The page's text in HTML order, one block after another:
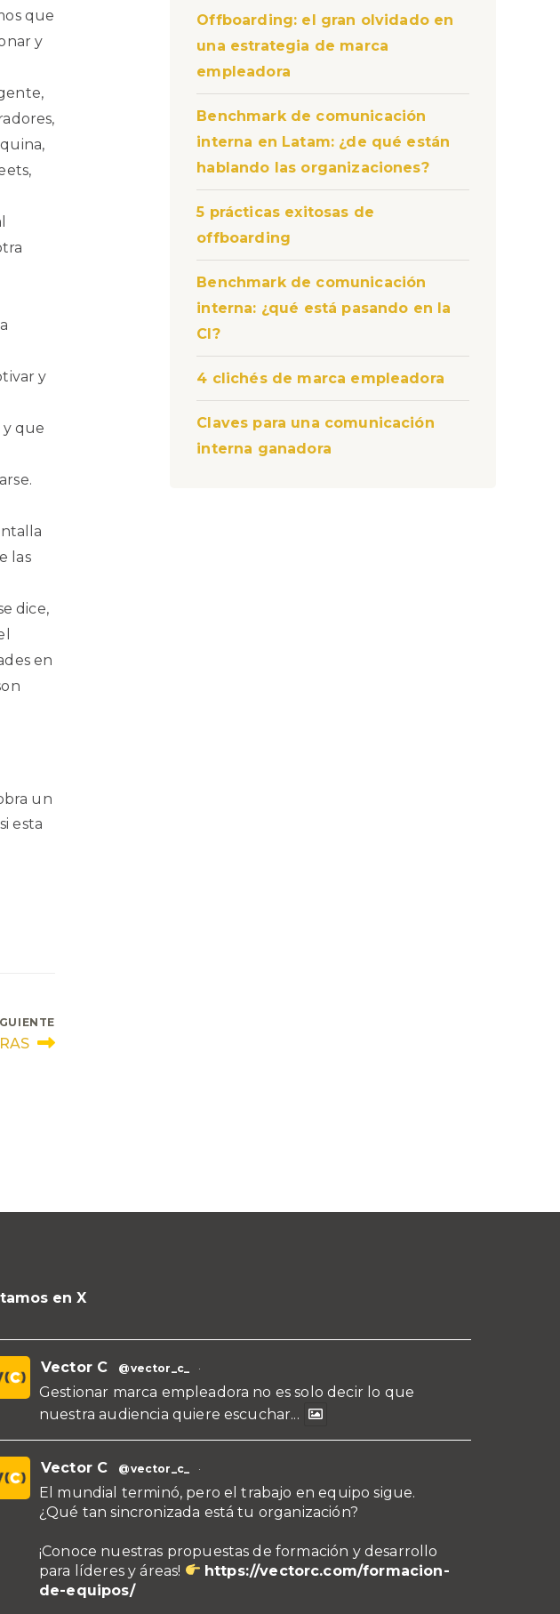
que
y
y
y que
las
dice,
en
un
esta
Offboarding: el gran olvidado en
una estrategia de marca
empleadora
Benchmark de comunicación
interna en Latam: ¿de qué están
hablando las organizaciones?
5 prácticas exitosas de
offboarding
Benchmark de comunicación
interna: ¿qué está pasando en la
CI?
4 clichés de marca empleadora
Claves para una comunicación
interna ganadora
en X
Vector C @vector_c_ ·
Gestionar marca empleadora no es solo decir lo que
nuestra audiencia quiere escuchar...
Vector C @vector_c_ ·
El mundial terminó, pero el trabajo en equipo sigue.
¿Qué tan sincronizada está tu organización?
¡Conoce nuestras propuestas de formación y desarrollo
para líderes y áreas!
https://vectorc.com/formacion-
de-equipos/